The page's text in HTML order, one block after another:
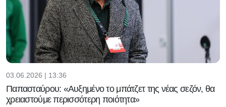
03.06.2026 | 13:36
Παπασταύρου: «Αυξημένο το μπάτζετ της νέας σεζόν, θα
χρειαστούμε περισσότερη ποιότητα»